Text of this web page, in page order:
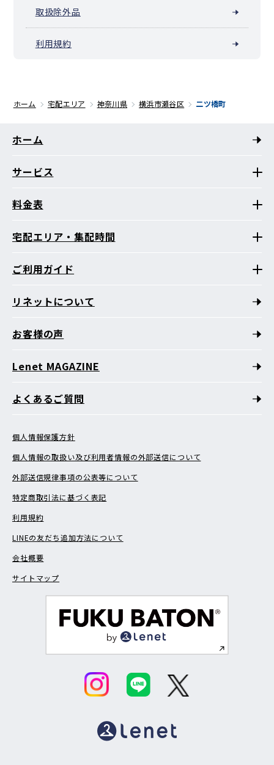
取扱除外品
利用規約
ホーム 宅配エリア 神奈川県 横浜市瀬谷区 二ツ橋町
ホーム
サービス
料金表
宅配エリア・集配時間
ご利用ガイド
リネットについて
お客様の声
Lenet MAGAZINE
よくあるご質問
個人情報保護方針
個人情報の取扱い及び利用者情報の外部送信について
外部送信規律事項の公表等について
特定商取引法に基づく表記
利用規約
LINEの友だち追加方法について
会社概要
サイトマップ